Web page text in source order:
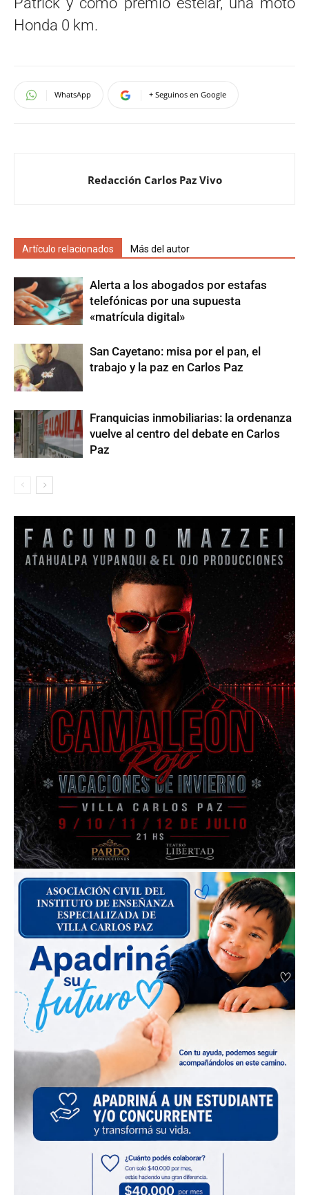
Honda 0 km.
WhatsApp + Seguinos en Google
Redacción Carlos Paz Vivo
Artículo relacionados Más del autor
Alerta a los abogados por estafas
telefónicas por una supuesta
«matrícula digital»
San Cayetano: misa por el pan, el
trabajo y la paz en Carlos Paz
Franquicias inmobiliarias: la ordenanza
vuelve al centro del debate en Carlos
Paz